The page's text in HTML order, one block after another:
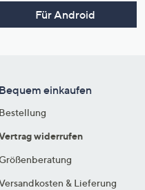
Für Android
Bequem einkaufen
Bestellung
widerrufen
Größenberatung
& Lieferung